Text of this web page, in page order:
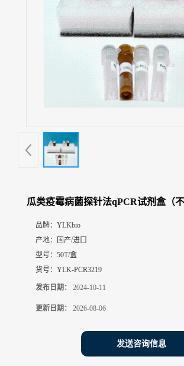
瓜类疫霉病菌探针法qPCR试剂盒（不
品牌： YLKbio
产地：
国产/进口
型号： 50T/盒
货号： YLK-PCR3219
发布日期： 2024-10-11
更新日期： 2026-08-06
发送咨询信息